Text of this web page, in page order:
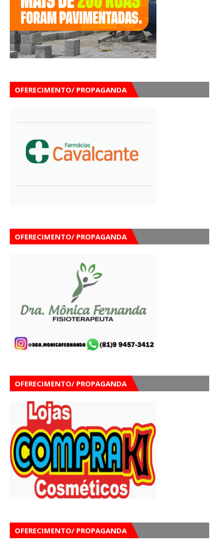
OFERECIMENTO/ PROPAGANDA
OFERECIMENTO/ PROPAGANDA
OFERECIMENTO/ PROPAGANDA
OFERECIMENTO/ PROPAGANDA